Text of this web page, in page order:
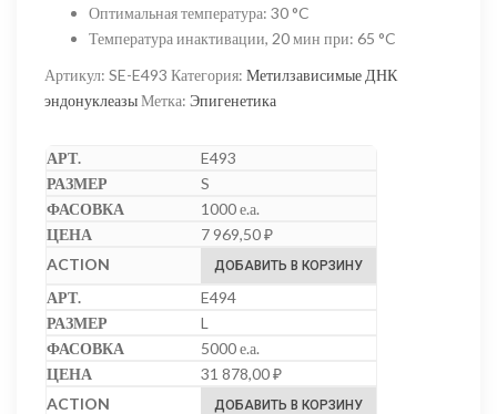
Оптимальная температура: 30 °C
Температура инактивации, 20 мин при: 65 °C
Артикул: SE-E493 Категория: Метилзависимые ДНК
эндонуклеазыМетка: Эпигенетика
E493
S
1000 е.а.
7 969,50₽
ДОБАВИТЬ В КОРЗИНУ
E494
L
5000 е.а.
31 878,00₽
ДОБАВИТЬ В КОРЗИНУ